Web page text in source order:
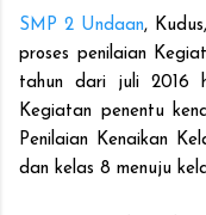
SMP 2 Undaan,
proses penilaian
tahun dari juli 2016
Kegiatan penentu
Penilaian Kenaikan
dan kelas 8 menuju